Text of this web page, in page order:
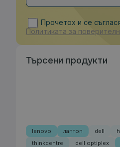
Прочетох и се
Политиката за
Търсени продукти
lenovo лаптоп dell
thinkcentre
dell optiplex